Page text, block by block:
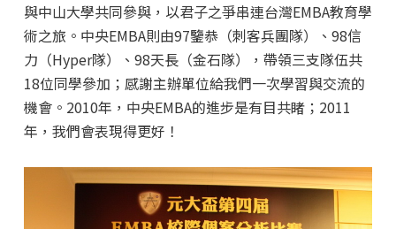
與中山大學共同參與，以君子之爭串連台灣EMBA教育學
術之旅。中央EMBA則由97鑒恭（刺客兵團隊）、98信
力（Hyper隊）、98天長（金石隊），帶領三支隊伍共
18位同學參加；感謝主辦單位給我們一次學習與交流的
機會。2010年，中央EMBA的進步是有目共睹；2011
年，我們會表現得更好！